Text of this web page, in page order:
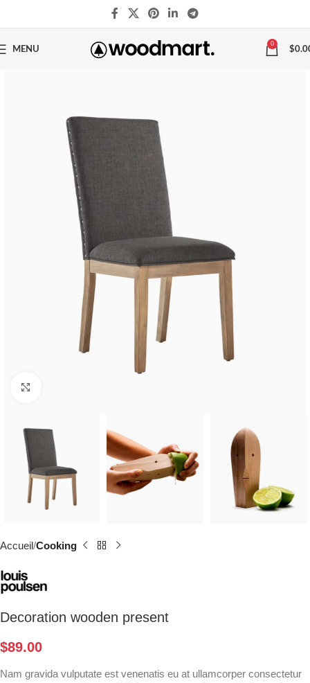
MENU
0
$
Accueil Cooking
Decoration wooden present
$89.00
Nam gravida vulputate est venenatis eu at ullamcorper consectetur